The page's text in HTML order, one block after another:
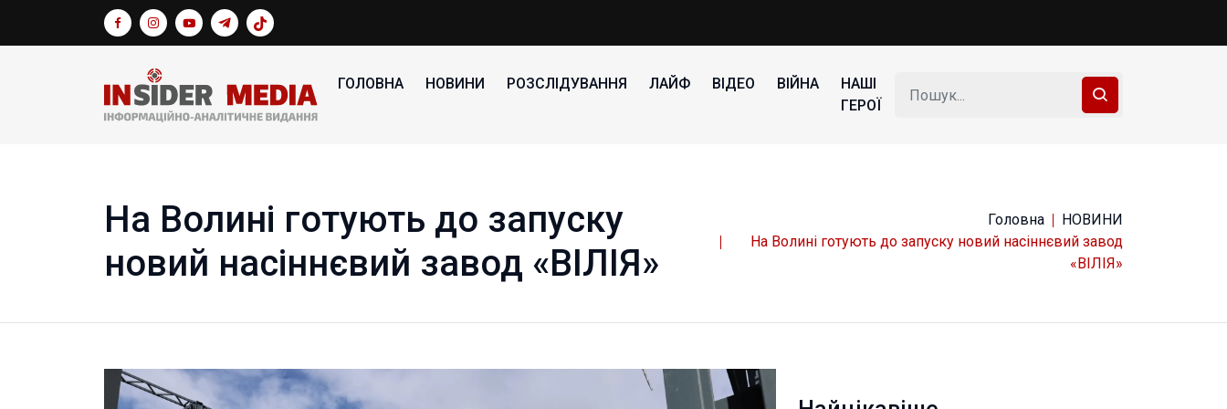
ГОЛОВНА НОВИНИ РОЗСЛІДУВАННЯ ЛАЙФ ВІДЕО ВІЙНА
НАШІ
ГЕРОЇ
На Волині готують до запуску
новий насіннєвий завод «ВІЛІЯ»
Головна
НОВИНИ
На Волині готують до запуску новий насіннєвий завод
«ВІЛІЯ»